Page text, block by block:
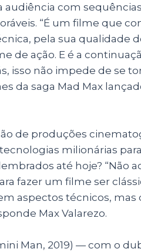
audiência com
“É um filme que
pela sua qualidade
de ação. E é a
isso não impede de se
da saga Mad Max
de produções
milionárias
até hoje? “Não
fazer um filme ser
aspectos técnicos, mas
Max Valarezo.
Man, 2019) — com o